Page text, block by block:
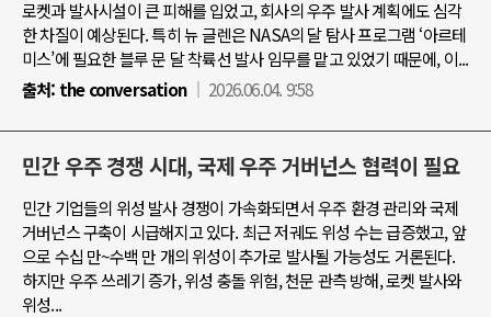
로켓과 발사시설이 큰 피해를 입었고, 회사의 우주 발사 계획에도 심각
한 차질이 예상된다. 특히 뉴 글렌은 NASA의 달 탐사 프로그램 ‘아르테
미스’에 필요한 블루 문 달 착륙선 발사 임무를 맡고 있었기 때문에, 이...
출처: the conversation 2026.06.04. 9:58
민간 우주 경쟁 시대, 국제 우주 거버넌스 협력이 필요
민간 기업들의 위성 발사 경쟁이 가속화되면서 우주 환경 관리와 국제
거버넌스 구축이 시급해지고 있다. 최근 저궤도 위성 수는 급증했고, 앞
으로 수십 만~수백 만 개의 위성이 추가로 발사될 가능성도 거론된다.
하지만 우주 쓰레기 증가, 위성 충돌 위험, 천문 관측 방해, 로켓 발사와
위성...